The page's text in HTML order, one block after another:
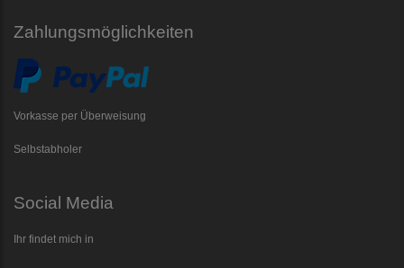
Zahlungsmöglichkeiten
Vorkasse per Überweisung
Selbstabholer
Social Media
Ihr findet mich in